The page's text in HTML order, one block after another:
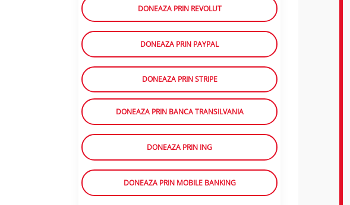
DONEAZA PRIN REVOLUT
DONEAZA PRIN PAYPAL
DONEAZA PRIN STRIPE
DONEAZA PRIN BANCA TRANSILVANIA
DONEAZA PRIN ING
DONEAZA PRIN MOBILE BANKING